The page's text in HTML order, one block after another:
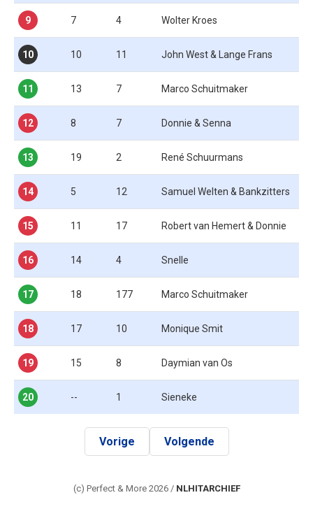
9 7 4 Wolter Kroes
10 10 11 John West & Lange Frans
11 13 7 Marco Schuitmaker
12 8 7 Donnie & Senna
13 19 2 René Schuurmans
14 5 12 Samuel Welten & Bankzitters
15 11 17 Robert van Hemert & Donnie
16 14 4 Snelle
17 18 177 Marco Schuitmaker
18 17 10 Monique Smit
19 15 8 Daymian van Os
20 -- 1 Sieneke
Vorige Volgende
(c) Perfect & More 2026 / NLHITARCHIEF